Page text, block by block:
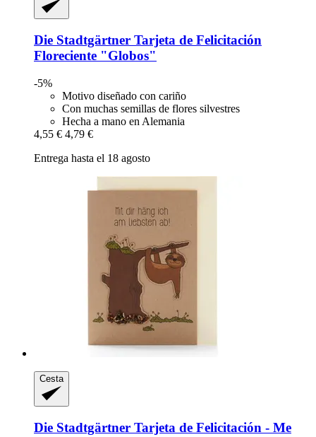
Die Stadtgärtner Tarjeta de Felicitación
Floreciente "Globos"
-5%
Motivo diseñado con cariño
Con muchas semillas de flores silvestres
Hecha a mano en Alemania
4,55 € 4,79 €
Entrega hasta el 18 agosto
Cesta
Die Stadtgärtner Tarjeta de Felicitación -​ Me